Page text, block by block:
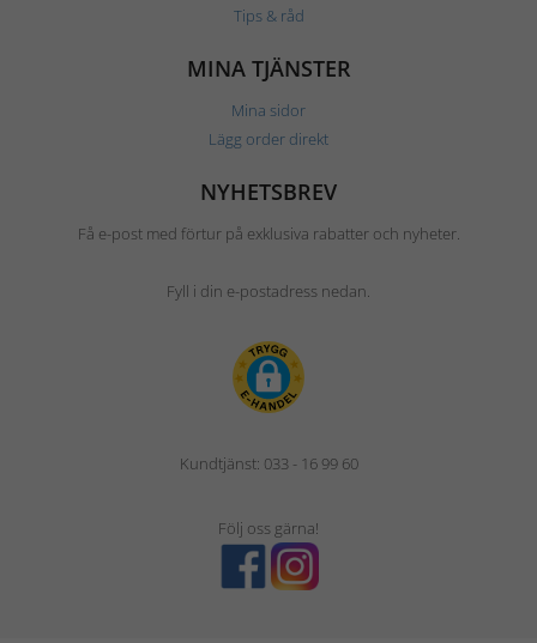
Tips & råd
MINA TJÄNSTER
Mina sidor
Lägg order direkt
NYHETSBREV
Få e-post med förtur på exklusiva rabatter och nyheter.
Fyll i din e-postadress nedan.
Kundtjänst: 033 - 16 99 60
Följ oss gärna!